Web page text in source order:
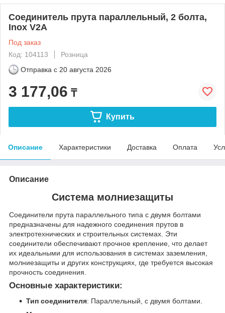
Соединитель прута параллельный, 2 болта,
Inox V2A
Под заказ
Код: 104113
Розница
Отправка с 20 августа 2026
3 177,06 ₸
Купить
Описание Характеристики Доставка Оплата
Описание
Система молниезащиты
Соединители прута параллельного типа с двумя болтами
предназначены для надежного соединения прутов в
электротехнических и строительных системах. Эти
соединители обеспечивают прочное крепление, что делает
их идеальными для использования в системах заземления,
молниезащиты и других конструкциях, где требуется высокая
прочность соединения.
Основные характеристики:
Тип соединителя: Параллельный, с двумя болтами.